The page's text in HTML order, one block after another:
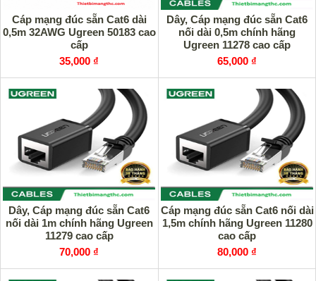
Cáp mạng đúc sẵn Cat6 dài
0,5m 32AWG Ugreen 50183 cao
cấp
35,000 ₫
Dây, Cáp mạng đúc sẵn Cat6
nối dài 0,5m chính hãng
Ugreen 11278 cao cấp
65,000 ₫
Dây, Cáp mạng đúc sẵn Cat6
nối dài 1m chính hãng Ugreen
11279 cao cấp
70,000 ₫
Cáp mạng đúc sẵn Cat6 nối dài
1,5m chính hãng Ugreen 11280
cao cấp
80,000 ₫